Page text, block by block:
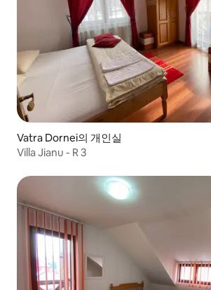
Vatra Dornei의 개인실
Villa Jianu - R 3